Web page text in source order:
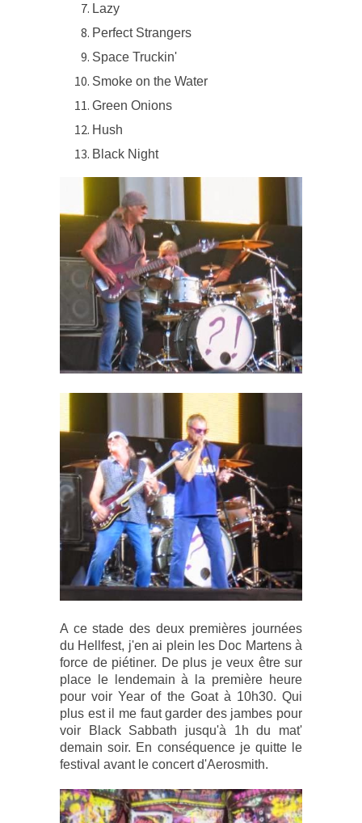
Lazy
Perfect Strangers
Space Truckin'
Smoke on the Water
Green Onions
Hush
Black Night
A ce stade des deux premières journées
du Hellfest, j'en ai plein les Doc Martens à
force de piétiner. De plus je veux être sur
place le lendemain à la première heure
pour voir Year of the Goat à 10h30. Qui
plus est il me faut garder des jambes pour
voir Black Sabbath jusqu'à 1h du mat'
demain soir. En conséquence je quitte le
festival avant le concert d'Aerosmith.